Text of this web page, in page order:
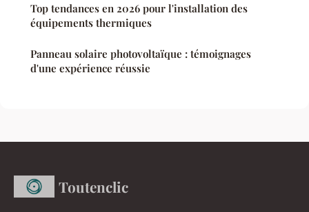
Top tendances en 2026 pour l'installation des
équipements thermiques
Panneau solaire photovoltaïque : témoignages
d'une expérience réussie
Toutenclic